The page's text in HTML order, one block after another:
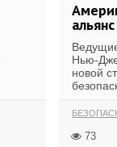
альянс
Нью-
новой
73